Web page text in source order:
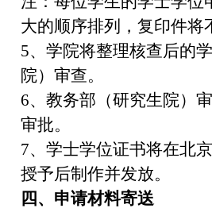
大的顺序排列，复印件将
5、学院将整理核查后的
院）审查。
6、教务部（研究生院）
审批。
7、学士学位证书将在北
授予后制作并发放。
四、申请材料寄送